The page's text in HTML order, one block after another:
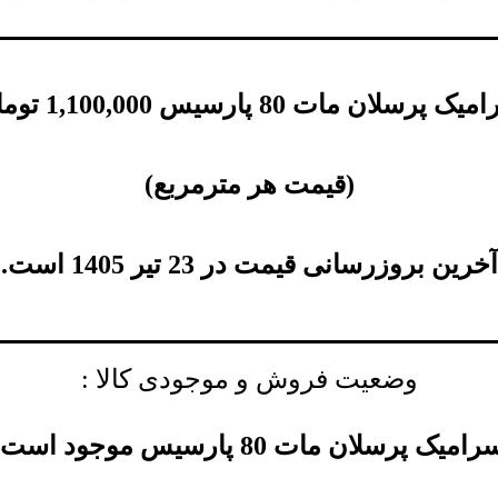
پرسلان مات 80 پارسیس 1,100,000
(قیمت هر مترمربع)
آخرین بروزرسانی قیمت در 23 تیر 1405 است.
وضعیت فروش و موجودی کالا :
پرسلان مات 80 پارسیس موجود است.